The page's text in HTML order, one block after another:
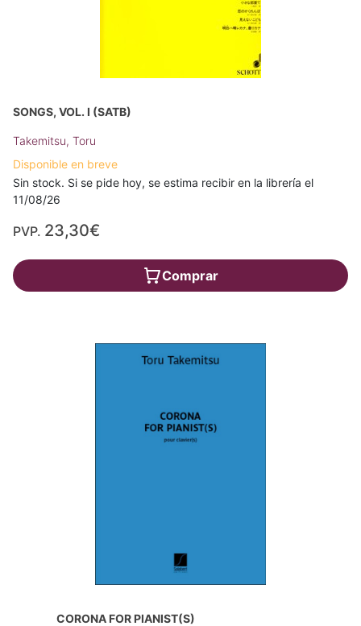
SONGS, VOL. I (SATB)
Takemitsu, Toru
Disponible en breve
Sin stock. Si se pide hoy, se estima recibir en la librería el
11/08/26
PVP. 23,30€
Comprar
CORONA FOR PIANIST(S)